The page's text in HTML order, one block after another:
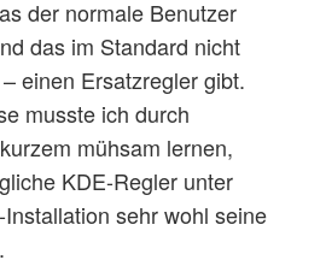
der normale Benutzer
das im Standard nicht
einen Ersatzregler gibt.
musste ich durch
mühsam lernen,
KDE-Regler unter
sehr wohl seine